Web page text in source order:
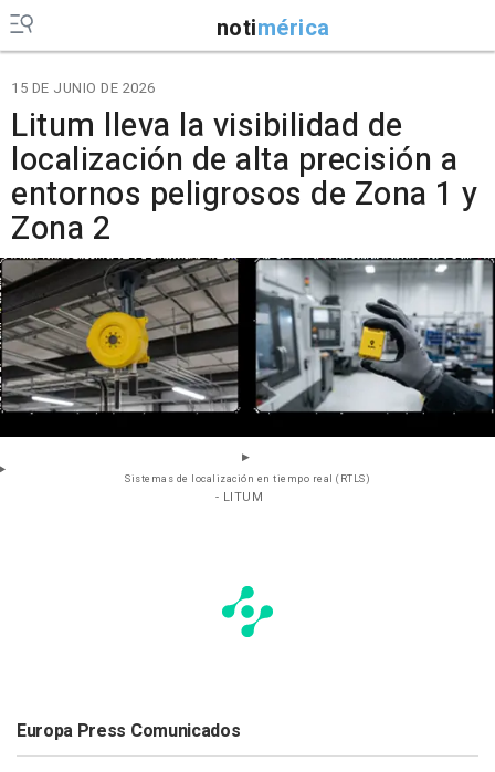
notimérica
15 DE JUNIO DE 2026
Litum lleva la visibilidad de
localización de alta precisión a
entornos peligrosos de Zona 1 y
Zona 2
Sistemas de localización en tiempo real (RTLS)
- LITUM
Europa Press Comunicados